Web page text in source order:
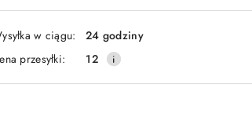
w ciągu:
24 godziny
przesyłki:
12